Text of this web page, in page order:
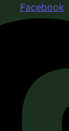
Facebook